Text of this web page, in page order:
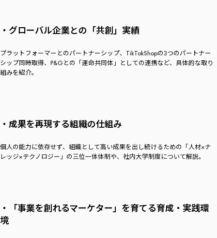
・グローバル企業との「共創」実績
プラットフォーマーとのパートナーシップ、TikTokShopの3つのパートナー
シップ同時取得、P&Gとの「運命共同体」としての連携など、具体的な取り
組みを紹介。
・成果を再現する組織の仕組み
個人の能力に依存せず、組織として高い成果を出し続けるための「人材×ナ
レッジ×テクノロジー」の三位一体体制や、社内大学制度について解説。
・「事業を創れるマーケター」を育てる育成・実践環
境